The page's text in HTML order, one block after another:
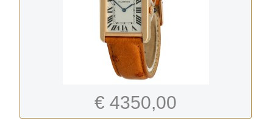
€ 4350,00